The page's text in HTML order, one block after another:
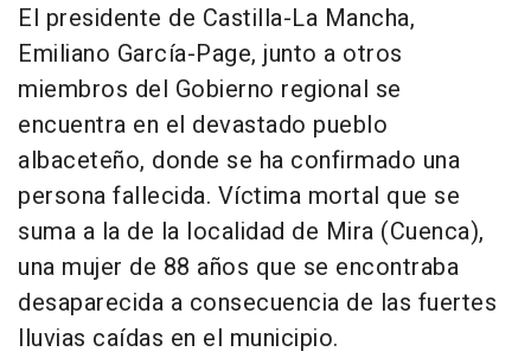
El presidente de Castilla-La Mancha,
Emiliano García-Page, junto a otros
miembros del Gobierno regional se
encuentra en el devastado pueblo
albaceteño, donde se ha confirmado una
persona fallecida. Víctima mortal que se
suma a la de la localidad de Mira (Cuenca),
una mujer de 88 años que se encontraba
desaparecida a consecuencia de las fuertes
lluvias caídas en el municipio.